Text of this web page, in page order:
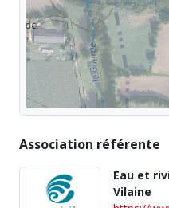
Association référente
Eau et
Vilaine